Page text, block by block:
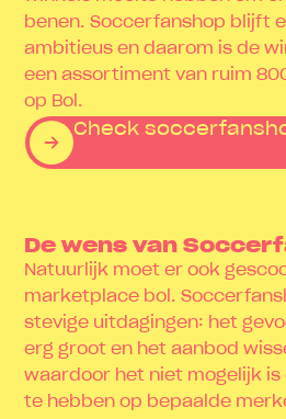
benen. Soccerfanshop blijft
ambitieus en daarom is de
een assortiment van ruim
op Bol.
Check
De wens van
Natuurlijk moet er ook
marketplace bol.
stevige uitdagingen: het
erg groot en het aanbod
waardoor het niet mogelijk is
te hebben op bepaalde